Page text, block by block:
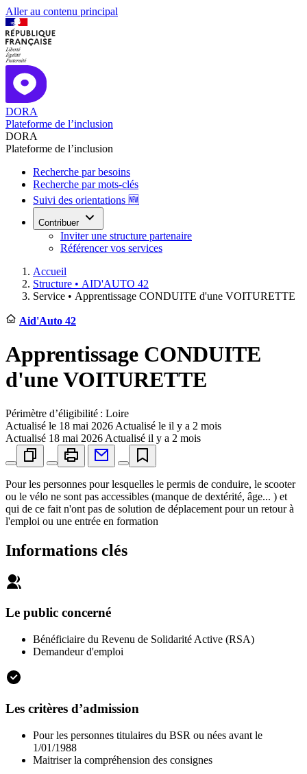
Aller au contenu principal
DORA
Plateforme de l’inclusion
DORA
Plateforme de l’inclusion
Recherche par besoins
Recherche par mots-clés
Suivi des orientations 🆕
Contribuer
Inviter une structure partenaire
Référencer vos services
Accueil
Structure • AID'AUTO 42
Service • Apprentissage CONDUITE d'une VOITURETTE
Aid'Auto 42
Apprentissage CONDUITE
d'une VOITURETTE
Périmètre d’éligibilité : Loire
Actualisé le 18 mai 2026 Actualisé le il y a 2 mois
Actualisé 18 mai 2026 Actualisé il y a 2 mois
Pour les personnes pour lesquelles le permis de conduire, le scooter
ou le vélo ne sont pas accessibles (manque de dextérité, âge... ) et
qui de ce fait n'ont pas de solution de déplacement pour un retour à
l'emploi ou une entrée en formation
Informations clés
Le public concerné
Bénéficiaire du Revenu de Solidarité Active (RSA)
Demandeur d'emploi
Les critères d’admission
Pour les personnes titulaires du BSR ou nées avant le
1/01/1988
Maitriser la compréhension des consignes